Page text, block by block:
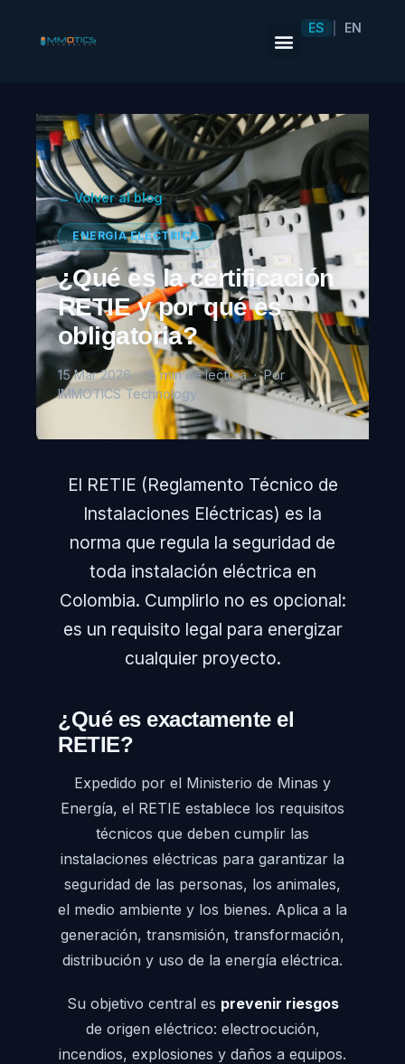
ES EN
← Volver al blog
ENERGÍA ELÉCTRICA
¿Qué es la certificación
RETIE y por qué es
obligatoria?
15 Mar 2026 · 5 min de lectura · Por
IMMOTICS Technology
El RETIE (Reglamento Técnico de
Instalaciones Eléctricas) es la
norma que regula la seguridad de
toda instalación eléctrica en
Colombia. Cumplirlo no es opcional:
es un requisito legal para energizar
cualquier proyecto.
¿Qué es exactamente el
RETIE?
Expedido por el Ministerio de Minas y
Energía, el RETIE establece los requisitos
técnicos que deben cumplir las
instalaciones eléctricas para garantizar la
seguridad de las personas, los animales,
el medio ambiente y los bienes. Aplica a la
generación, transmisión, transformación,
distribución y uso de la energía eléctrica.
Su objetivo central es prevenir riesgos
de origen eléctrico: electrocución,
incendios, explosiones y daños a equipos.